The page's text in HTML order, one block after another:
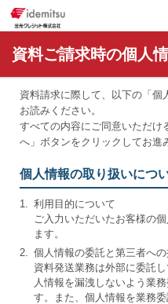
資料ご請求時の個人
資料請求に際して、以下の「
お読みください。
すべての内容にご同意いただけ
へ」ボタンをクリックしてお進
個人情報の取り扱いにつ
1. 利用目的について
ご入力いただいたお客様の
ます。
2. 個人情報の委託と第三者へ
資料発送業務は外部に委託
人情報を漏洩しないよう業
す。また、個人情報を業務